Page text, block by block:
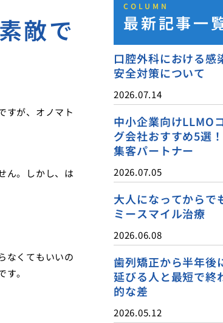
敵で
すが、オノマト
ん。しかし、は
なくてもいいの
。
COLUMN
最新記事一
口腔外科における感
安全対策について
2026.07.14
中小企業向けLLMO
グ会社おすすめ5選
集客パートナー
2026.07.05
大人になってからで
ミースマイル治療
2026.06.08
歯列矯正から半年後
延びる人と最短で終
的な差
2026.05.12